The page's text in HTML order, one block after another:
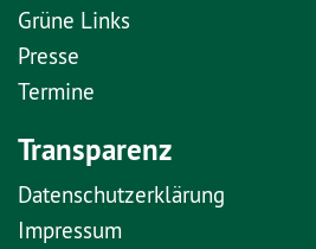
Grüne Links
Presse
Termine
Transparenz
Datenschutzerklärung
Impressum